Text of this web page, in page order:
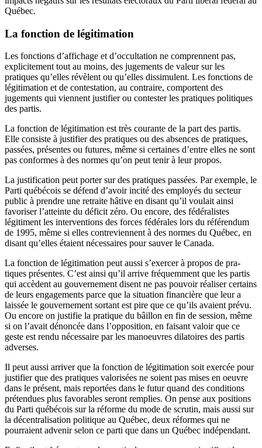
Québec.
La fonction de légitimation
Les fonctions d’affichage et d’occultation ne comprennent pas,
explicitement tout au moins, des jugements de valeur sur les
pratiques qu’elles révèlent ou qu’elles dissimulent. Les fonctions de
légitimation et de contestation, au contraire, comportent des
jugements qui viennent justifier ou contester les pratiques politiques
des partis.
La fonction de légitimation est très courante de la part des partis.
Elle consiste à justifier des pratiques ou des absences de pratiques,
passées, présentes ou futures, même si certaines d’entre elles ne sont
pas conformes à des normes qu’on peut tenir à leur propos.
La justification peut porter sur des pratiques passées. Par exemple, le
Parti québécois se défend d’avoir incité des employés du secteur
public à prendre une retraite hâtive en disant qu’il voulait ainsi
favoriser l’atteinte du déficit zéro. Ou encore, des fédéralistes
légitiment les interventions des forces fédérales lors du référendum
de 1995, même si elles contreviennent à des normes du Québec, en
disant qu’elles étaient nécessaires pour sauver le Canada.
La fonction de légitimation peut aussi s’exercer à propos de pra-
tiques présentes. C’est ainsi qu’il arrive fréquemment que les partis
qui accèdent au gouvernement disent ne pas pouvoir réaliser certains
de leurs engagements parce que la situation financière que leur a
laissée le gouvernement sortant est pire que ce qu’ils avaient prévu.
Ou encore on justifie la pratique du bâillon en fin de session, même
si on l’avait dénoncée dans l’opposition, en faisant valoir que ce
geste est rendu nécessaire par les manoeuvres dilatoires des partis
adverses.
Il peut aussi arriver que la fonction de légitimation soit exercée pour
justifier que des pratiques valorisées ne soient pas mises en oeuvre
dans le présent, mais reportées dans le futur quand des conditions
prétendues plus favorables seront remplies. On pense aux positions
du Parti québécois sur la réforme du mode de scrutin, mais aussi sur
la décentralisation politique au Québec, deux réformes qui ne
pourraient advenir selon ce parti que dans un Québec indépendant.